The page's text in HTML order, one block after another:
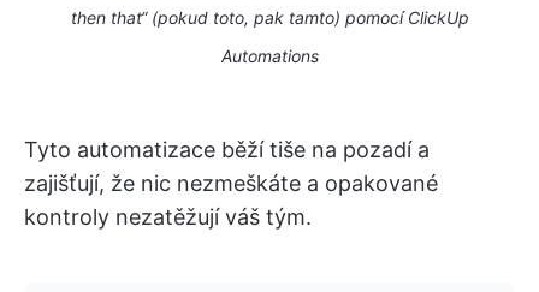
then that“ (pokud toto, pak tamto) pomocí ClickUp
Automations
Tyto automatizace běží tiše na pozadí a
zajišťují, že nic nezmeškáte a opakované
kontroly nezatěžují váš tým.